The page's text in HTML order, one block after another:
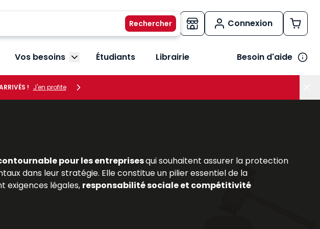
Connexion
le sous-menu Vos métiers
Vos besoins Afficher le sous-menu Vos besoins
Étudiants Librairie Besoin d'aide
! J'en profite
pour les entreprisesqui souhaitent assurer la protection
dans leur stratégie. Elle constitue un pilier essentiel de la
exigences légales, responsabilité sociale et compétitivité